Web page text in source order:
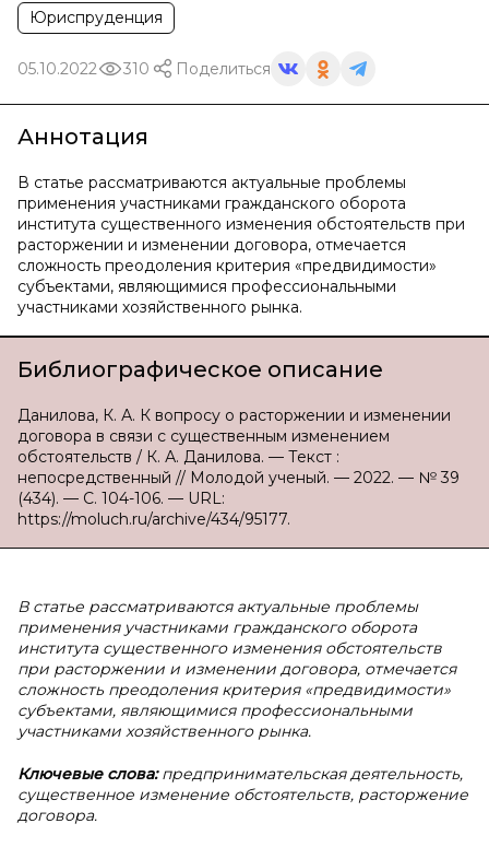
Юриспруденция
05.10.2022 310 Поделиться
Аннотация
В статье рассматриваются актуальные проблемы
применения участниками гражданского оборота
института существенного изменения обстоятельств при
расторжении и изменении договора, отмечается
сложность преодоления критерия «предвидимости»
субъектами, являющимися профессиональными
участниками хозяйственного рынка.
Библиографическое описание
Данилова, К. А. К вопросу о расторжении и изменении
договора в связи с существенным изменением
обстоятельств / К. А. Данилова. — Текст :
непосредственный // Молодой ученый. — 2022. — № 39
(434). — С. 104-106. — URL:
https://moluch.ru/archive/434/95177.
В статье рассматриваются актуальные проблемы
применения участниками гражданского оборота
института существенного изменения обстоятельств
при расторжении и изменении договора, отмечается
сложность преодоления критерия «предвидимости»
субъектами, являющимися профессиональными
участниками хозяйственного рынка.
Ключевые слова:предпринимательская деятельность,
существенное изменение обстоятельств, расторжение
договора.